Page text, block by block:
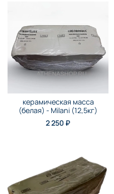
керамическая масса
(белая) - Milani (12,5кг)
2 250 ₽